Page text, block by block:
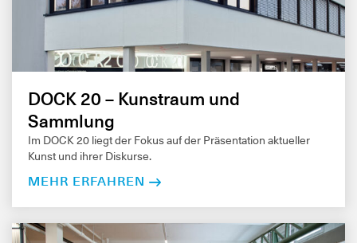
DOCK 20 – Kunstraum und
Sammlung
Im DOCK 20 liegt der Fokus auf der Präsentation aktueller
Kunst und ihrer Diskurse.
MEHR ERFAHREN